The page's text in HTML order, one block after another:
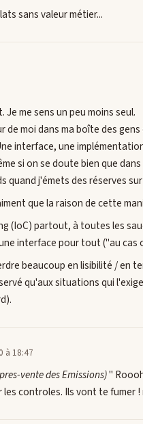
sans valeur métier...
me sens un peu moins seul.
moi dans ma boîte des
interface, une
si on se doute bien que
quand j'émets des réserves
que la raison de cette
(IoC) partout, à toutes les
interface pour tout ("au cas
beaucoup en lisibilité / en
qu'aux situations qui
à 18:47
vente des Emissions)"
controles. Ils vont te fumer